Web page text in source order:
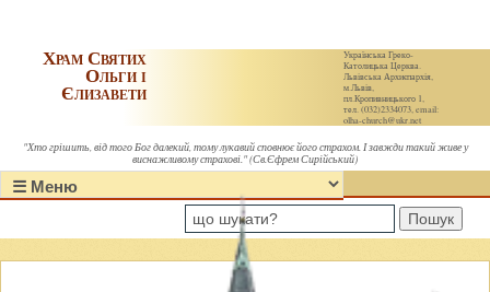
Українська Греко-
Католицька Церква.
Львівська Архиєпархія,
м.Львів,
пл.Кропивницького 1,
тел. (032)2334073, email:
olha-church@ukr.net
Храм Святих
Ольги і
Єлизавети
"Хто грішить, від того Бог далекий, тому лукавий сповнює його страхом. І завжди такий живе у
виснажливому страхові." (Св.Єфрем Сирійський)
Пошук